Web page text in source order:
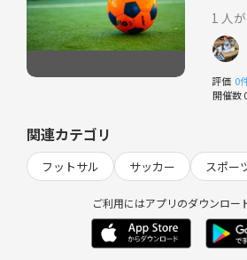
1 人
評価 0
開催数
関連カテゴリ
フットサル サッカー スポー
ご利用にはアプリのダウンロー